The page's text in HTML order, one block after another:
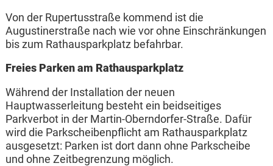
Von der Rupertusstraße kommend ist die
Augustinerstraße nach wie vor ohne Einschränkungen
bis zum Rathausparkplatz befahrbar.
Freies Parken am Rathausparkplatz
Während der Installation der neuen
Hauptwasserleitung besteht ein beidseitiges
Parkverbot in der Martin-Oberndorfer-Straße. Dafür
wird die Parkscheibenpflicht am Rathausparkplatz
ausgesetzt: Parken ist dort dann ohne Parkscheibe
und ohne Zeitbegrenzung möglich.